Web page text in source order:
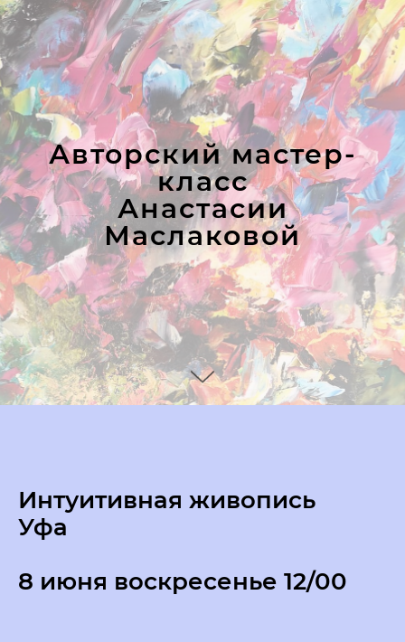
Авторский мастер-
класс
Анастасии
Маслаковой
Интуитивная живопись
Уфа
8 июня воскресенье 12/00